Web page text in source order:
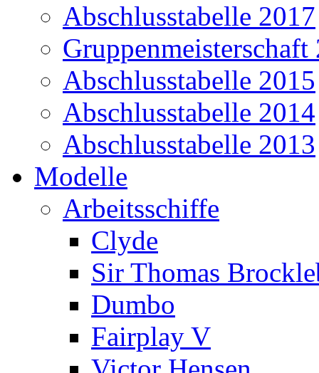
Abschlusstabelle 2017
Gruppenmeisterschaft
Abschlusstabelle 2015
Abschlusstabelle 2014
Abschlusstabelle 2013
Modelle
Arbeitsschiffe
Clyde
Sir Thomas
Dumbo
Fairplay V